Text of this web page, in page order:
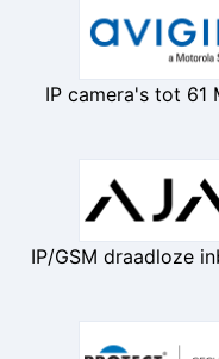
IP camera's tot 61
IP/GSM draadloze